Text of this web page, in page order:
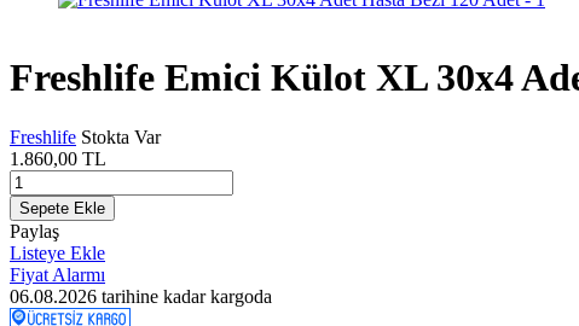
Freshlife Emici Külot XL 30x4
Freshlife Stokta Var
1.860,00 TL
Sepete Ekle
Paylaş
Listeye Ekle
Fiyat Alarmı
06.08.2026 tarihine kadar kargoda